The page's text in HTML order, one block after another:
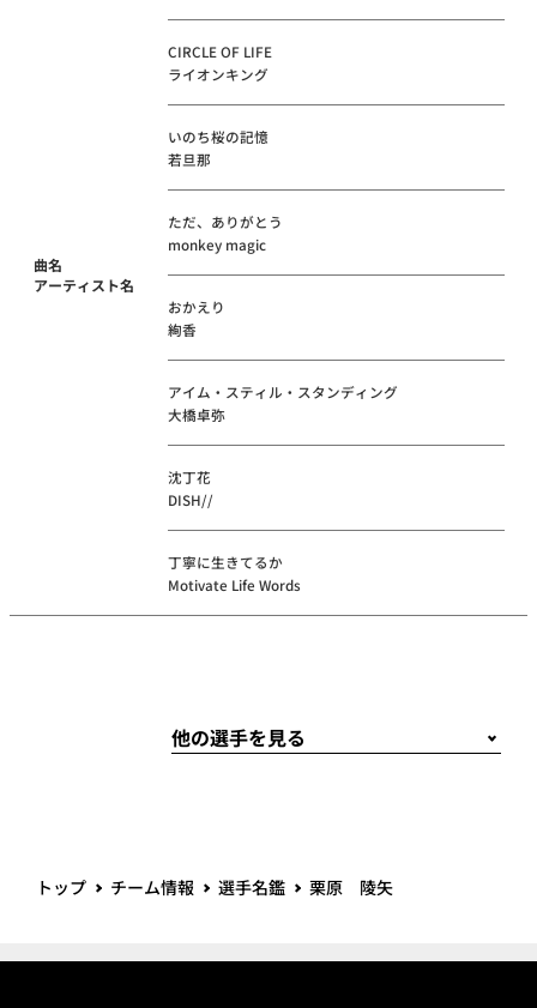
曲名
アーティスト名
CIRCLE OF LIFE
ライオンキング
いのち桜の記憶
若旦那
ただ、ありがとう
monkey magic
おかえり
絢香
アイム・スティル・スタンディング
大橋卓弥
沈丁花
DISH//
丁寧に生きてるか
Motivate Life Words
トップ チーム情報 選手名鑑 栗原 陵矢